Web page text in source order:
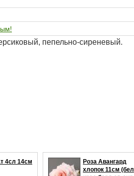
пепельно-сиреневый.
4сл 14см
Роза Авангард
хлопок 11см (бел